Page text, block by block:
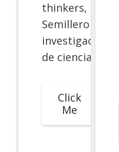
thinkers,
Semillero de
investigación
de ciencias…
Click
Me